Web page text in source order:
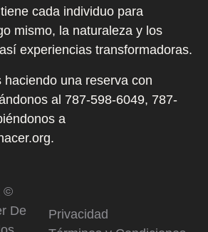
cada individuo para
mismo, la naturaleza y los
experiencias transformadoras.
haciendo una reserva con
al 787-598-6049, 787-
a
©
De
Privacidad